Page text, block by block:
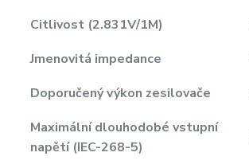
Citlivost (2.831V/1M)
Jmenovitá impedance
Doporučený výkon zesilovače
Maximální dlouhodobé vstupní
napětí (IEC-268-5)